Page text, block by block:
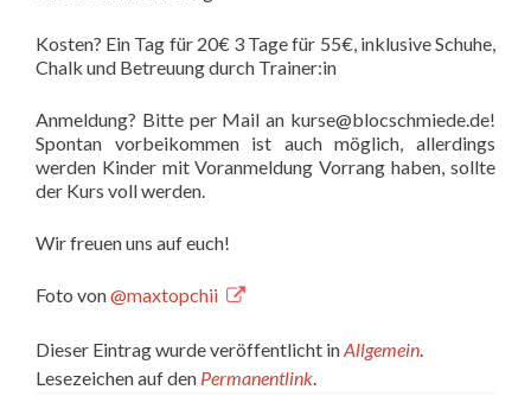
Kosten? Ein Tag für 20€ 3 Tage für 55€, inklusive Schuhe,
Chalk und Betreuung durch Trainer:in
Anmeldung? Bitte per Mail an kurse@blocschmiede.de!
Spontan vorbeikommen ist auch möglich, allerdings
werden Kinder mit Voranmeldung Vorrang haben, sollte
der Kurs voll werden.
Wir freuen uns auf euch!
Foto von@maxtopchii
Dieser Eintrag wurde veröffentlicht inAllgemein
Lesezeichen auf den Permanentlink